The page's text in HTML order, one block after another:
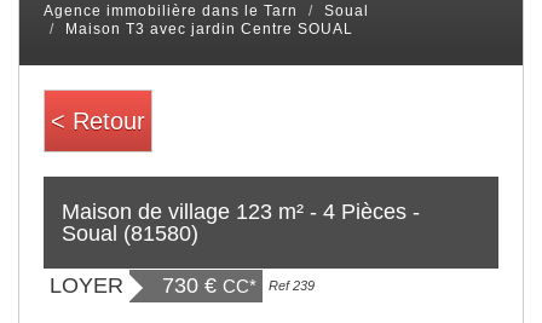
Agence immobilière dans le Tarn
Soual
Maison T3 avec jardin Centre SOUAL
< Retour
Maison de village 123 m² - 4 Pièces -
Soual (81580)
LOYER 730 € CC* Ref 239